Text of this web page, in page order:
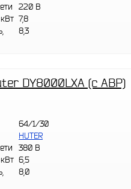
220 В
7,8
8,3
DY8000LXA (с АВР)
64/1/30
HUTER
380 В
6,5
8,0